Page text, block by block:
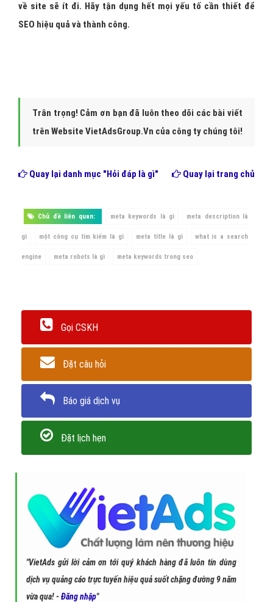
về site sẽ ít đi. Hãy tận dụng hết mọi yếu tố cần thiết để
SEO hiệu quả và thành công.
Trân trọng! Cảm ơn bạn đã luôn theo dõi các bài viết
trên Website VietAdsGroup.Vn của công ty chúng tôi!
Quay lại danh mục "Hỏi đáp là gì" Quay lại trang chủ
Chủ đề liên quan: meta keywords là gì meta description là
gì một công cụ tìm kiếm là gì meta title là gì what is a search
engine meta robots là gì meta keywords trong seo
Gọi CSKH
Đặt câu hỏi
Báo giá dịch vụ
Đặt lịch hẹn
"VietAds gửi lời cảm ơn tới quý khách hàng đã luôn tin dùng
dịch vụ quảng cáo trực tuyến hiệu quả suốt chặng đường 9 năm
vừa qua! -Đăng nhập"